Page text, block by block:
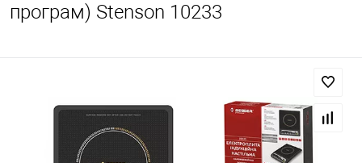
програм) Stenson 10233